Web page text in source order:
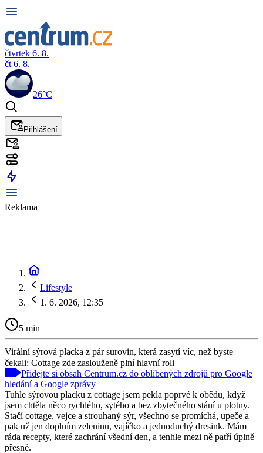
čtvrtek 6. 8.
čt 6. 8.
26°C
Přihlášení
Reklama
Lifestyle
1. 6. 2026, 12:35
5 min
Virální sýrová placka z pár surovin, která zasytí víc, než byste
čekali: Cottage zde zaslouženě plní hlavní roli
Přidejte si obsah Centrum.cz do oblíbených zdrojů pro Google
hledání a Google zprávy
Tuhle sýrovou placku z cottage jsem pekla poprvé k obědu, když
jsem chtěla něco rychlého, sytého a bez zbytečného stání u plotny.
Stačí cottage, vejce a strouhaný sýr, všechno se promíchá, upeče a
pak už jen doplním zeleninu, vajíčko a jednoduchý dresink. Mám
ráda recepty, které zachrání všední den, a tenhle mezi ně patří úplně
přesně.